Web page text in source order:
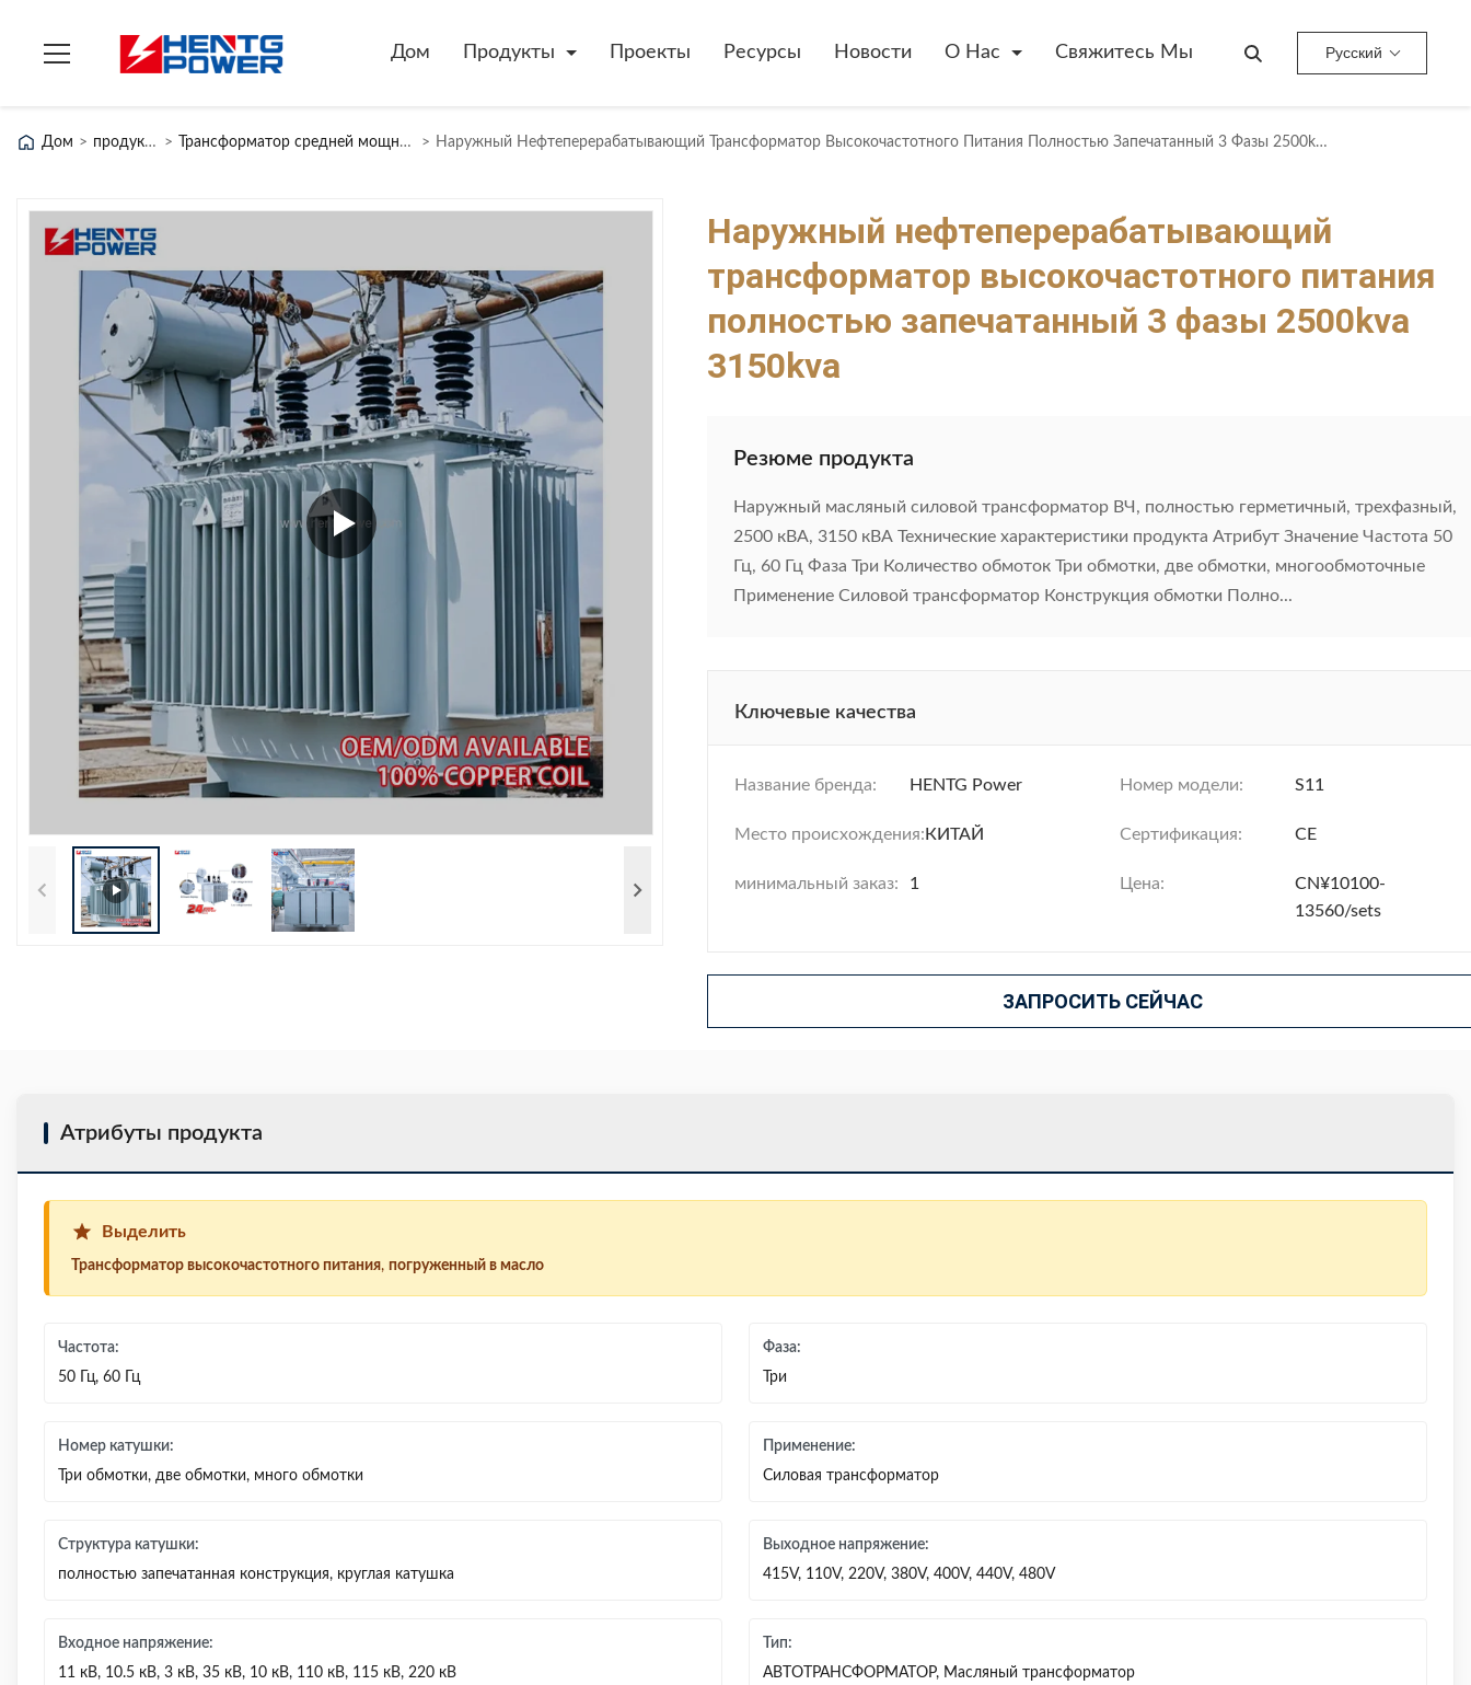
Дом Продукты Проекты Ресурсы Новости О Нас Свяжитесь Мы Русский
Дом > продукты > Трансформатор средней мощности > Наружный Нефтеперерабатывающий Трансформатор Высокочастотного Питания Полностью Запечатанный 3 Фазы 2500kva 3150kva
Наружный нефтеперерабатывающий
трансформатор высокочастотного питания
полностью запечатанный 3 фазы 2500kva
3150kva
Резюме продукта
Наружный масляный силовой трансформатор ВЧ, полностью герметичный, трехфазный,
2500 кВА, 3150 кВА Технические характеристики продукта Атрибут Значение Частота 50
Гц, 60 Гц Фаза Три Количество обмоток Три обмотки, две обмотки, многообмоточные
Применение Силовой трансформатор Конструкция обмотки Полно...
Ключевые качества
Название бренда: HENTG Power Номер модели: S11
Место происхождения: КИТАЙ Сертификация: CE
минимальный заказ: 1 Цена:
CN¥10100-
13560/sets
ЗАПРОСИТЬ СЕЙЧАС
Атрибуты продукта
Выделить
Трансформатор высокочастотного питания, погруженный в масло
Частота:
50 Гц, 60 Гц
Фаза:
Три
Номер катушки:
Три обмотки, две обмотки, много обмотки
Применение:
Силовая трансформатор
Структура катушки:
полностью запечатанная конструкция, круглая катушка
Выходное напряжение:
415V, 110V, 220V, 380V, 400V, 440V, 480V
Входное напряжение:
11 кВ, 10.5 кВ, 3 кВ, 35 кВ, 10 кВ, 110 кВ, 115 кВ, 220 кВ
Тип:
АВТОТРАНСФОРМАТОР, Масляный трансформатор